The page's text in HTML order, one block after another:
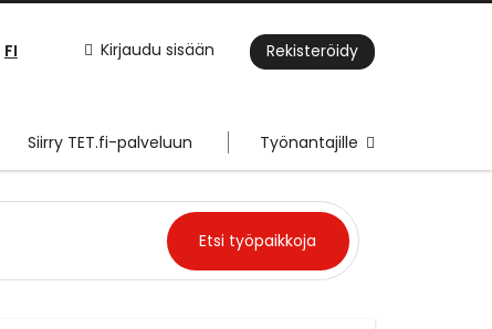
Kirjaudu sisään Rekisteröidy
FI
Siirry TET.fi-palveluun Työnantajille